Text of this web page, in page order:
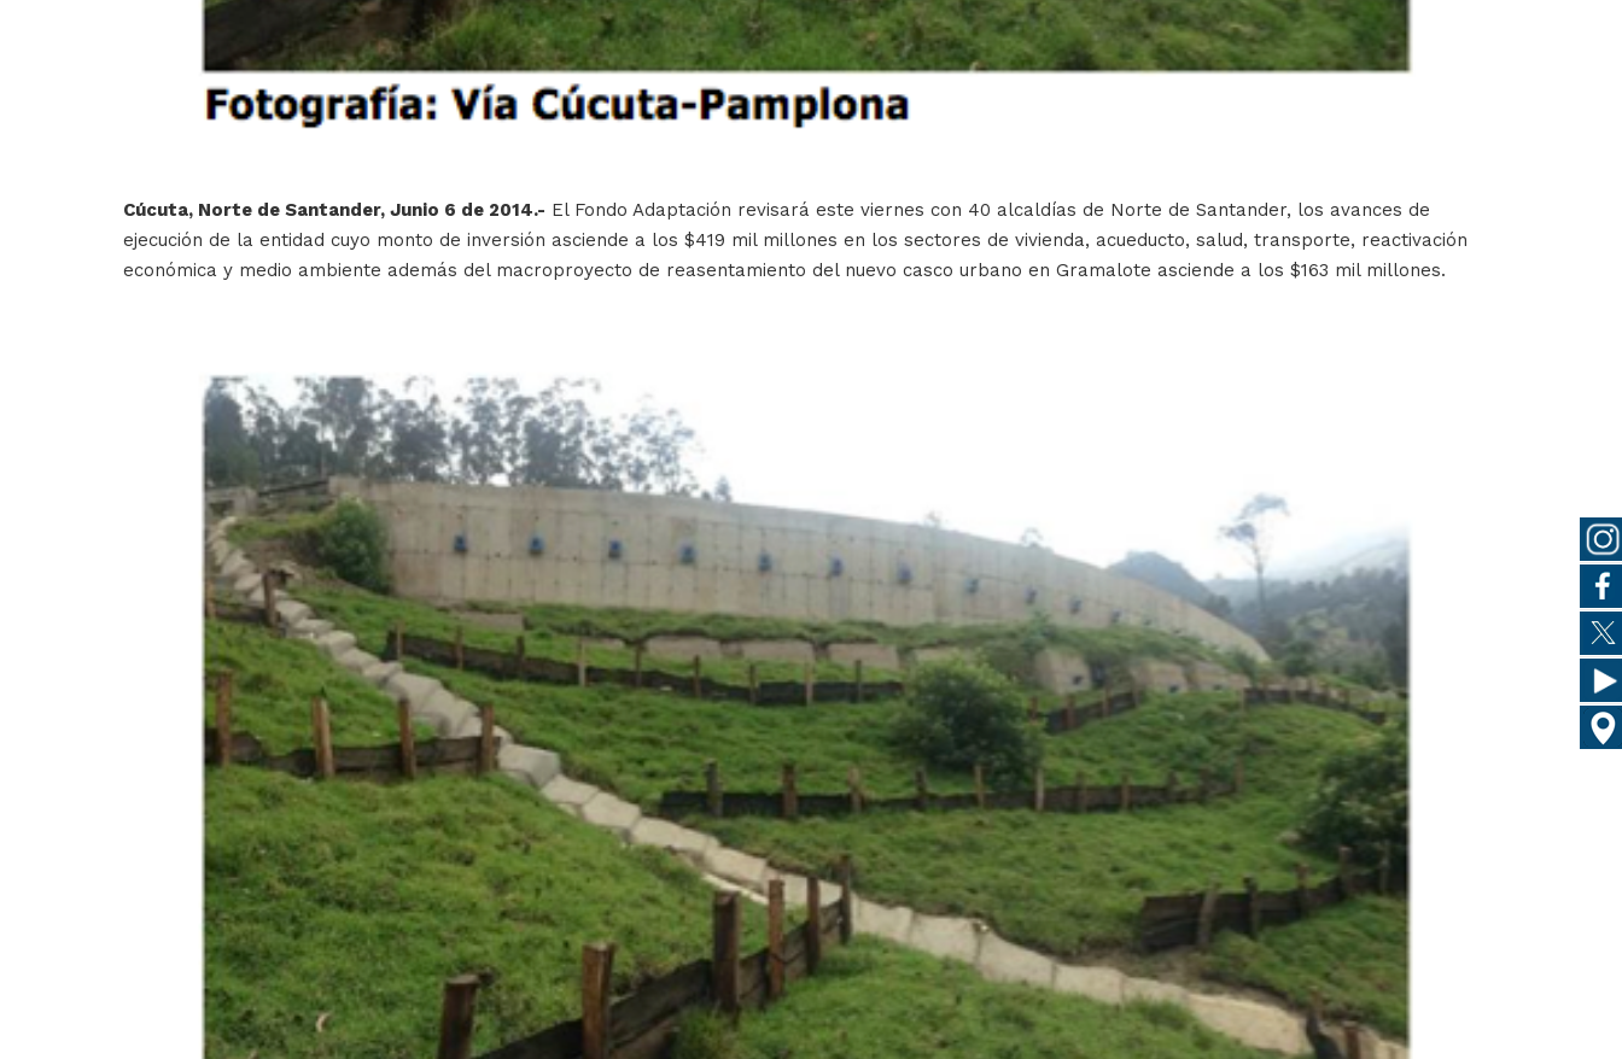
Cúcuta, Norte de Santander, Junio 6 de 2014.- El Fondo Adaptación revisará este viernes con 40 alcaldías de Norte de Santander, los avances de
ejecución de la entidad cuyo monto de inversión asciende a los $419 mil millones en los sectores de vivienda, acueducto, salud, transporte, reactivación
económica y medio ambiente además del macroproyecto de reasentamiento del nuevo casco urbano en Gramalote asciende a los $163 mil millones.